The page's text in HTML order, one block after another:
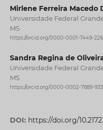
Mirlene Ferreira Macedo
Universidade Federal
MS
https://orcid.org/0000-0001-7449-
Sandra Regina de
Universidade Federal
MS
https://orcid.org/0000-0002-7889-
DOI: https://doi.org/